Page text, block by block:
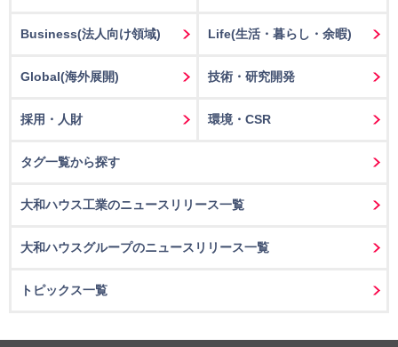
Business(法人向け領域) Life(生活・暮らし・余暇)
Global(海外展開) 技術・研究開発
採用・人財 環境・CSR
タグ一覧から探す
大和ハウス工業のニュースリリース一覧
大和ハウスグループのニュースリリース一覧
トピックス一覧